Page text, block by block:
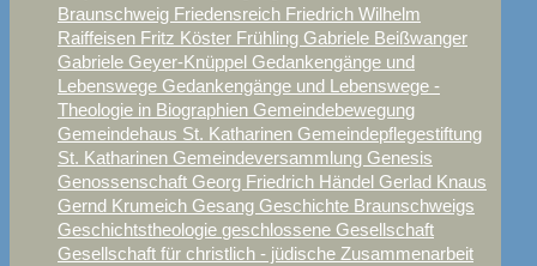
Braunschweig Friedensreich Friedrich Wilhelm
Raiffeisen Fritz Köster Frühling Gabriele Beißwanger
Gabriele Geyer-Knüppel Gedankengänge und
Lebenswege Gedankengänge und Lebenswege -
Theologie in Biographien Gemeindebewegung
Gemeindehaus St. Katharinen Gemeindepflegestiftung
St. Katharinen Gemeindeversammlung Genesis
Genossenschaft Georg Friedrich Händel Gerlad Knaus
Gernd Krumeich Gesang Geschichte Braunschweigs
Geschichtstheologie geschlossene Gesellschaft
Gesellschaft für christlich - jüdische Zusammenarbeit